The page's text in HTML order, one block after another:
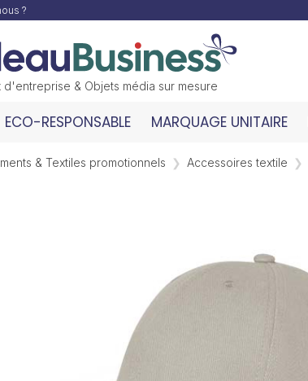
?
d'entreprise & Objets média sur mesure
ECO-RESPONSABLE MARQUAGE UNITAIRE
& Textiles promotionnels Accessoires textile